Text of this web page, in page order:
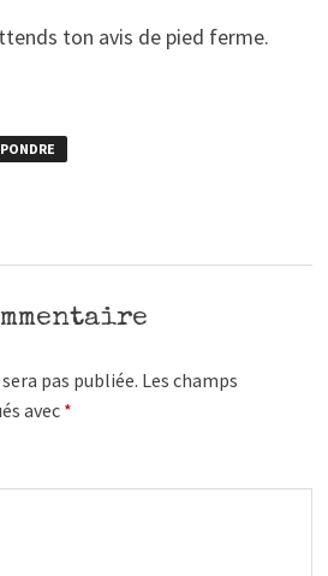
ton avis de pied ferme.
pas publiée. Les champs
avec *